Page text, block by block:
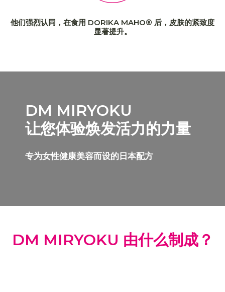
他们强烈认同，在食用 DORIKA MAHO® 后，皮肤的紧致度
显著提升。
DM MIRYOKU
让您体验焕发活力的力量
专为女性健康美容而设的日本配方
DM MIRYOKU 由什么制成？